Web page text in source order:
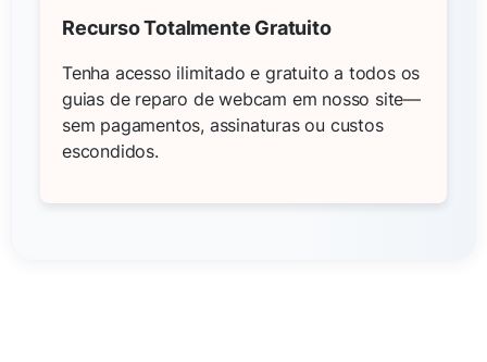
Recurso Totalmente Gratuito
Tenha acesso ilimitado e gratuito a todos os
guias de reparo de webcam em nosso site—
sem pagamentos, assinaturas ou custos
escondidos.